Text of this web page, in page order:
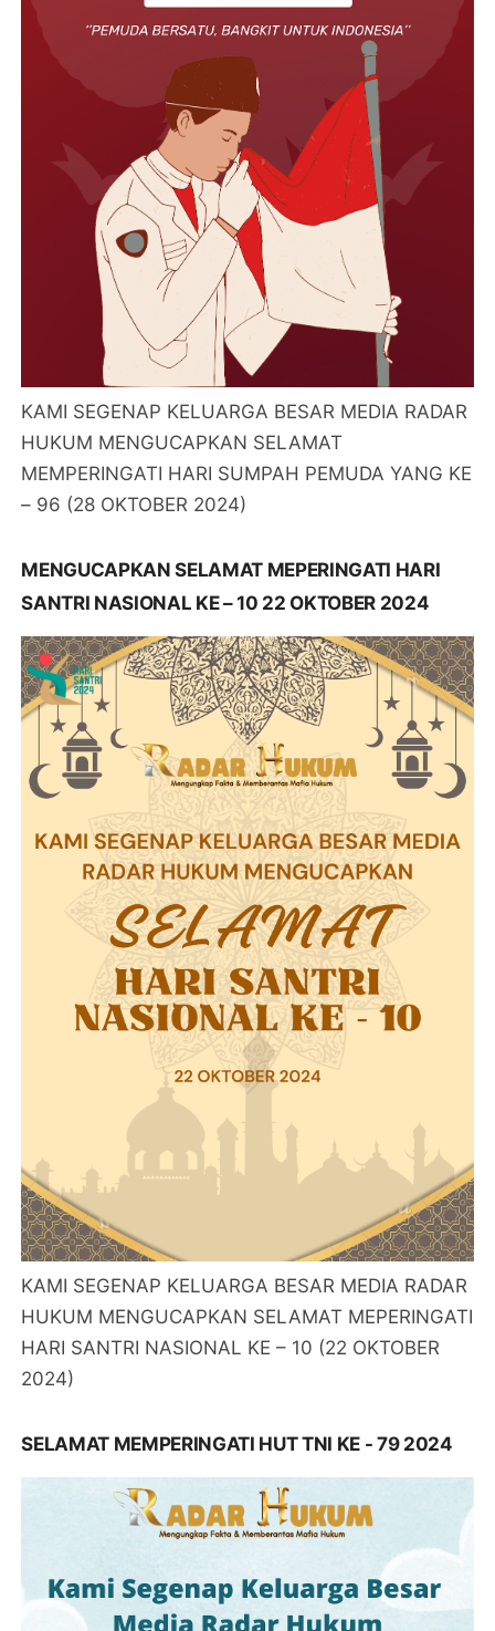
KAMI SEGENAP KELUARGA BESAR MEDIA RADAR
HUKUM MENGUCAPKAN SELAMAT
MEMPERINGATI HARI SUMPAH PEMUDA YANG KE
– 96 (28 OKTOBER 2024)
MENGUCAPKAN SELAMAT MEPERINGATI HARI
SANTRI NASIONAL KE – 10 22 OKTOBER 2024
KAMI SEGENAP KELUARGA BESAR MEDIA RADAR
HUKUM MENGUCAPKAN SELAMAT MEPERINGATI
HARI SANTRI NASIONAL KE – 10 (22 OKTOBER
2024)
SELAMAT MEMPERINGATI HUT TNI KE - 79 2024